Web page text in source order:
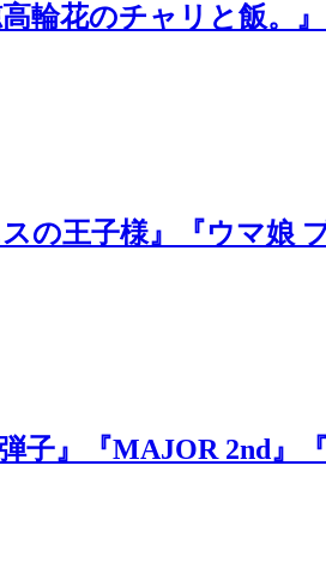
輪花のチャリと飯。
の王子様』『ウマ娘
子』『MAJOR 2nd』